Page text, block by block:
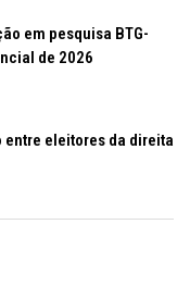
em pesquisa BTG-
de 2026
eleitores da direita